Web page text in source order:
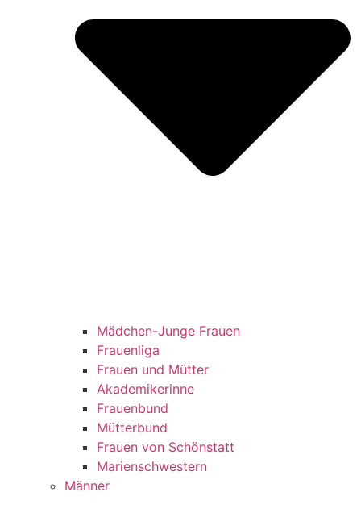
Mädchen-Junge Frauen
Frauenliga
Frauen und Mütter
Akademikerinne
Frauenbund
Mütterbund
Frauen von Schönstatt
Marienschwestern
Männer